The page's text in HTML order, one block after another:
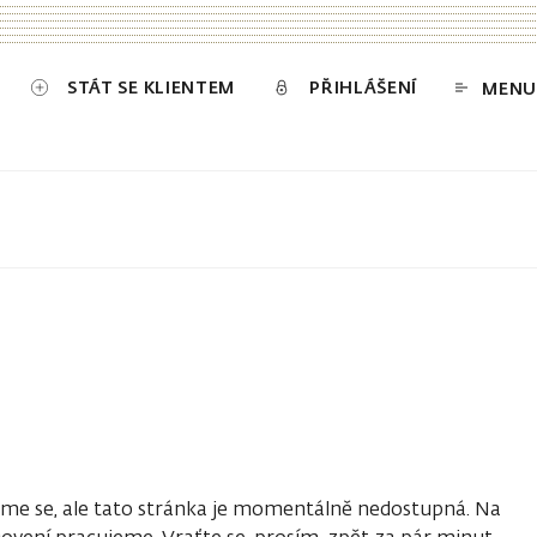
STÁT SE KLIENTEM PŘIHLÁŠENÍ MENU
se, ale tato stránka je momentálně nedostupná. Na